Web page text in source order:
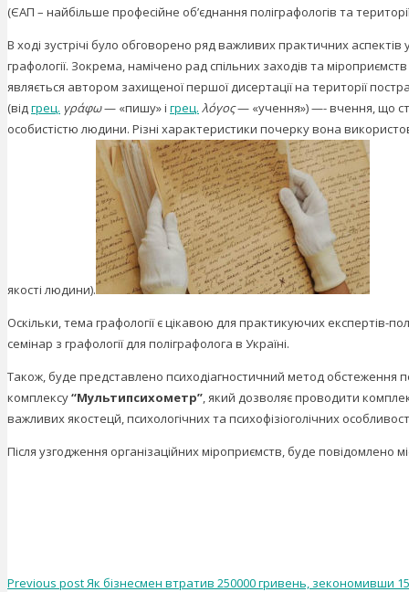
(ЄАП – найбільше професійне об’єднання поліграфологів та
В ході зустрічі було обговорено ряд важливих практичних аспектів
графології. Зокрема, намічено рад спільних заходів та
являється автором захищеної першої дисертації на території
(відгрец. γράφω— «пишу» і грец. λόγος— «учення») —- вчення, що
особистістю людини. Різні характеристики почерку вона
якості людини).
Оскільки, тема графології є цікавою для практикуючих експертів-
семінар з графології для поліграфолога в Україні.
Також, буде представлено психодіагностичний метод
комплексу“Мультипсихометр”, який дозволяє проводити
важливих якостецй, психологічних та психофізіоголічних
Після узгодження організаційних міроприємств, буде повідомлено
Previous postЯк бізнесмен втратив 250000 гривень, зекономивши